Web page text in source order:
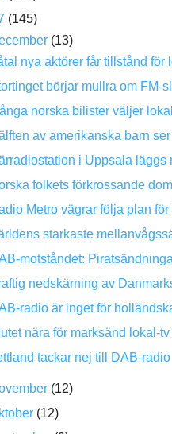
(145)
(13)
nya aktörer får tillstånd för
börjar mullra om FM-
norska bilister väljer
av amerikanska barn
i Uppsala läggs
folkets förkrossande
Metro vägrar följa plan
starkaste
motståndet:
nedskärning av
radio är inget för
nära för marksänd lokal-
tackar nej till DAB-radio
(12)
(12)